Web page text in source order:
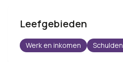
Leefgebieden
Werk en inkomen